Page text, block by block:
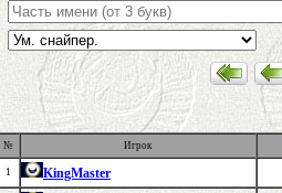
№ Игрок
1 KingMaster